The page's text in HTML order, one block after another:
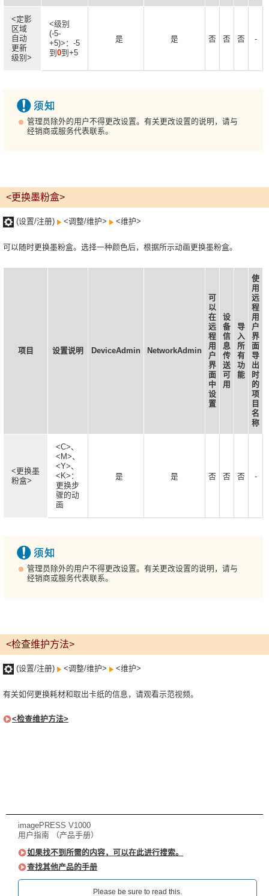
<定影
区域
自动
更新
级别>
<级别
(-5-
+5)>：-5
到 0到+5
是 是 否 否 否 -
管理员除外的用户不得更改设置。有关更改设置的说明，请与
经销商或服务代表联系。
<更换墨粉盒>
(设置/注册) <调整/维护> <维护>
可以随时更换墨粉盒。选择一种颜色后，根据所示动画更换墨粉盒。
项目 设置说明 DeviceAdmin NetworkAdmin
可
以
在
远
程
用
户
界
面
中
设
置
设
备
信
息
传
送
可
用
导
入
所
有
功
能
使
用
远
程
用
户
界
面
导
出
时
的
项
目
名
称
<更换墨
粉盒>
<C>、
<M>、
<Y>、
<K>：
更换步
骤的动
画
是 是 否 否 否 -
管理员除外的用户不得更改设置。有关更改设置的说明，请与
经销商或服务代表联系。
<检查维护方法>
(设置/注册) <调整/维护> <维护>
有关如何更换耗材和取出卡纸的信息，请观看示范视频。
<检查维护方法>
imagePRESS V1000
用户指南 （产品手册）
如果找不到所需的内容，可以在此进行搜索。
查找其他产品的手册
Please be sure to read this.‎